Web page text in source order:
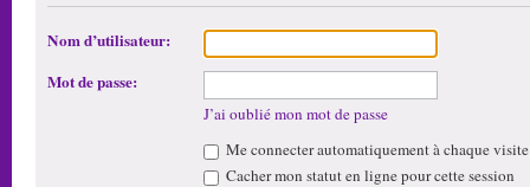
Nom d’utilisateur:
Mot de passe:
J’ai oublié mon mot de passe
Me connecter automatiquement à chaque visite
Cacher mon statut en ligne pour cette session